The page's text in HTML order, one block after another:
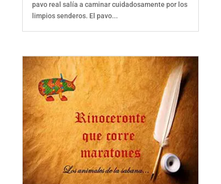
pavo real salía a caminar cuidadosamente por los
limpios senderos. El pavo...